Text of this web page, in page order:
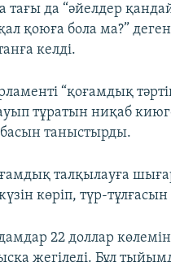
тағы да “әйелдер
қоюға бола ма?”
келді.
“қоғамдық
тұратын ниқаб
таныстырды.
талқылауға
көріп, түр-
22 доллар
жегіледі. Бұл